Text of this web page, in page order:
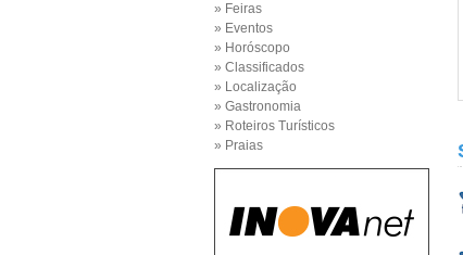
» Feiras
» Eventos
» Horóscopo
» Classificados
» Localização
» Gastronomia
» Roteiros Turísticos
» Praias